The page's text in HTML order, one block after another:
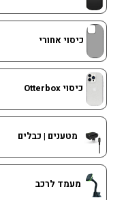
כיסוי אחורי
כיסוי Otterbox
מטענים | כבלים
מעמד לרכב